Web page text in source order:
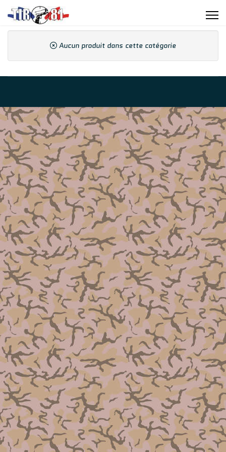
Aucun produit dans cette catégorie